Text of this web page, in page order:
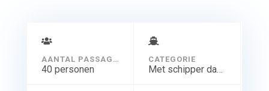
AANTAL PASSAGIERS
40 personen
CATEGORIE
Met schipper dagtocht